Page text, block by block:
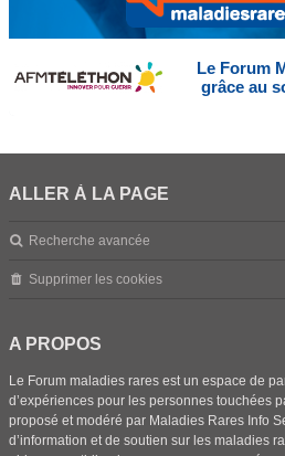
Le Forum
grâce au
ALLER À LA PAGE
Recherche avancée
Supprimer les cookies
A PROPOS
Le Forum maladies rares est un espace de
d’expériences pour les personnes touchées
proposé et modéré par Maladies Rares Info
d’information et de soutien sur les maladies